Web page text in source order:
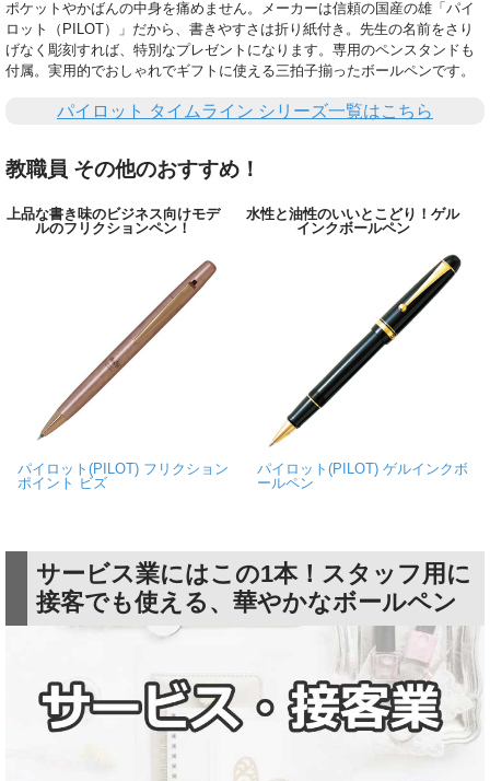
ポケットやかばんの中身を痛めません。メーカーは信頼の国産の雄「パイ
ロット（PILOT）」だから、書きやすさは折り紙付き。先生の名前をさり
げなく彫刻すれば、特別なプレゼントになります。専用のペンスタンドも
付属。実用的でおしゃれでギフトに使える三拍子揃ったボールペンです。
パイロット タイムライン シリーズ一覧はこちら
教職員 その他のおすすめ！
上品な書き味のビジネス向けモデ
ルのフリクションペン！
パイロット(PILOT) フリクション
ポイント ビズ
水性と油性のいいとこどり！ゲル
インクボールペン
パイロット(PILOT) ゲルインクボ
ールペン
サービス業にはこの1本！スタッフ用に
接客でも使える、華やかなボールペン